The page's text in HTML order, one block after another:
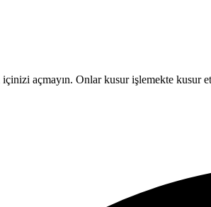
açmayın. Onlar kusur işlemekte kusur